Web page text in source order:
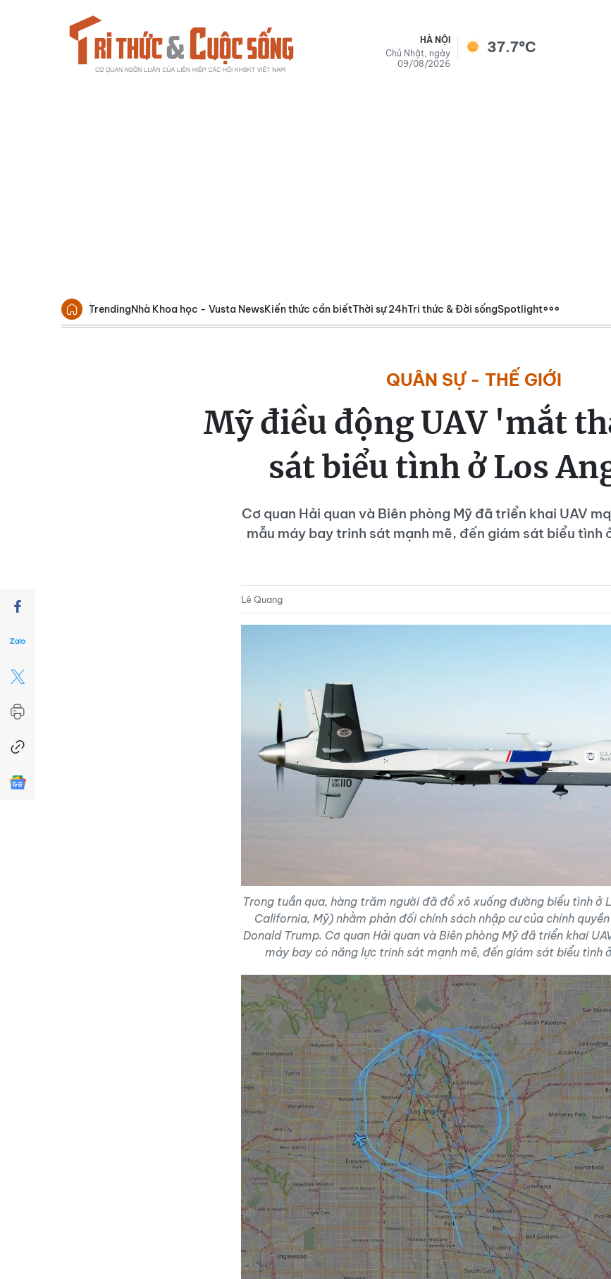
HÀ NỘI
Chủ Nhật, ngày
09/08/2026
37.7°C
TrendingNhà Khoa học - Vusta NewsKiến thức cần biếtThời sự 24hTri thức & Đời sốngSpotlight
QUÂN SỰ - THẾ GIỚI
Mỹ điều động UAV 'mắt
sát biểu tình ở Los
Cơ quan Hải quan và Biên phòng Mỹ đã triển khai UAV
mẫu máy bay trinh sát mạnh mẽ, đến giám sát biểu tình
Lê Quang
Trong tuần qua, hàng trăm người đã đổ xô xuống đường biểu tình ở
California, Mỹ) nhằm phản đối chính sách nhập cư của chính
Donald Trump. Cơ quan Hải quan và Biên phòng Mỹ đã triển khai
máy bay có năng lực trinh sát mạnh mẽ, đến giám sát biểu tình